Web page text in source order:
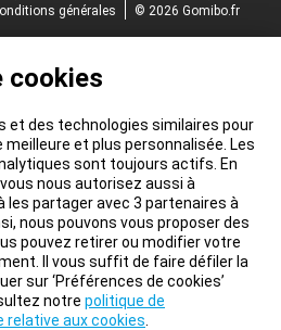
générales © 2026 Gomibo.fr
cookies
et des technologies similaires pour
et plus personnalisée. Les
sont toujours actifs. En
nous autorisez aussi à
les partager avec 3 partenaires à
nous pouvons vous proposer des
pouvez retirer ou modifier votre
Il vous suffit de faire défiler la
sur ‘Préférences de cookies’
notre politique de
relative aux cookies